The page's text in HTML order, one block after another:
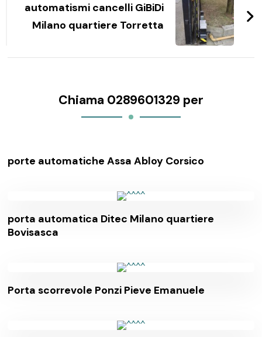
automatismi cancelli GiBiDi
Milano quartiere Torretta
Chiama 0289601329 per
porte automatiche Assa Abloy Corsico
porta automatica Ditec Milano quartiere
Bovisasca
Porta scorrevole Ponzi Pieve Emanuele